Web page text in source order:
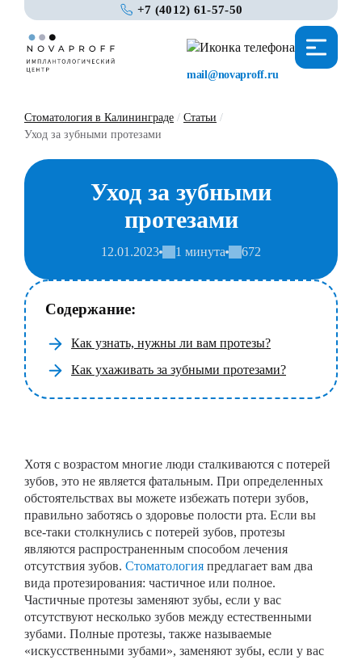
+7 (4012) 61-57-50
mail@novaproff.ru
Стоматология в Калининграде / Статьи /
Уход за зубными протезами
Уход за зубными
протезами
12.01.2023 1 минута 672
Содержание:
Как узнать, нужны ли вам протезы?
Как ухаживать за зубными протезами?
Хотя с возрастом многие люди сталкиваются с потерей
зубов, это не является фатальным. При определенных
обстоятельствах вы можете избежать потери зубов,
правильно заботясь о здоровье полости рта. Если вы
все-таки столкнулись с потерей зубов, протезы
являются распространенным способом лечения
отсутствия зубов. Стоматология предлагает вам два
вида протезирования: частичное или полное.
Частичные протезы заменяют зубы, если у вас
отсутствуют несколько зубов между естественными
зубами. Полные протезы, также называемые
«искусственными зубами», заменяют зубы, если у вас